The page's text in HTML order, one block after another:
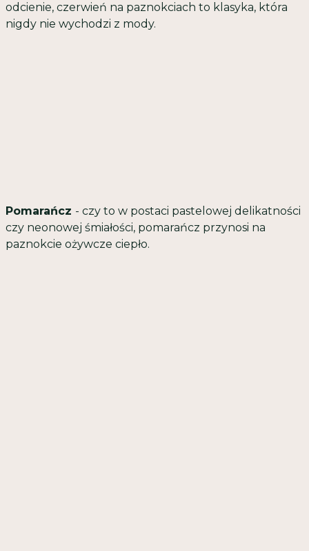
odcienie, czerwień na paznokciach to klasyka, która
nigdy nie wychodzi z mody.
Pomarańcz - czy to w postaci pastelowej delikatności
czy neonowej śmiałości, pomarańcz przynosi na
paznokcie ożywcze ciepło.